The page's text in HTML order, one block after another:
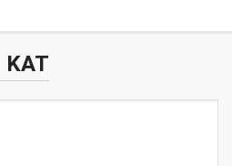
KAT